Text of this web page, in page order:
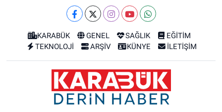
KARABÜK GENEL SAĞLIK
EĞİTİM
TEKNOLOJİ
ARŞİV KÜNYE İLETİŞİM